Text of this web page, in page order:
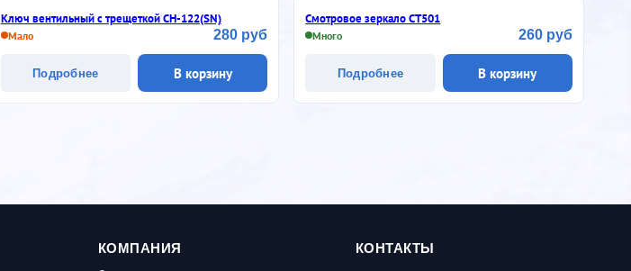
Ключ вентильный с трещеткой CH-122(SN)
Мало 280 руб
Подробнее В корзину
Смотровое зеркало CТ501
Много 260 руб
Подробнее В корзину
КОМПАНИЯ
КОНТАКТЫ